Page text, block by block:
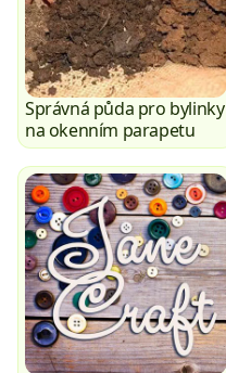
Správná půda pro bylinky
na okenním parapetu